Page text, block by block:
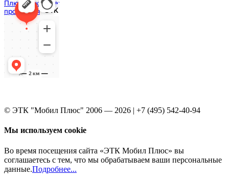
© ЭТК "Мобил Плюс" 2006 — 2026 | +7 (495) 542-40-94
Мы используем cookie
Во время посещения сайта «ЭТК Мобил Плюс» вы
соглашаетесь с тем, что мы обрабатываем ваши персональные
данные.Подробнее...